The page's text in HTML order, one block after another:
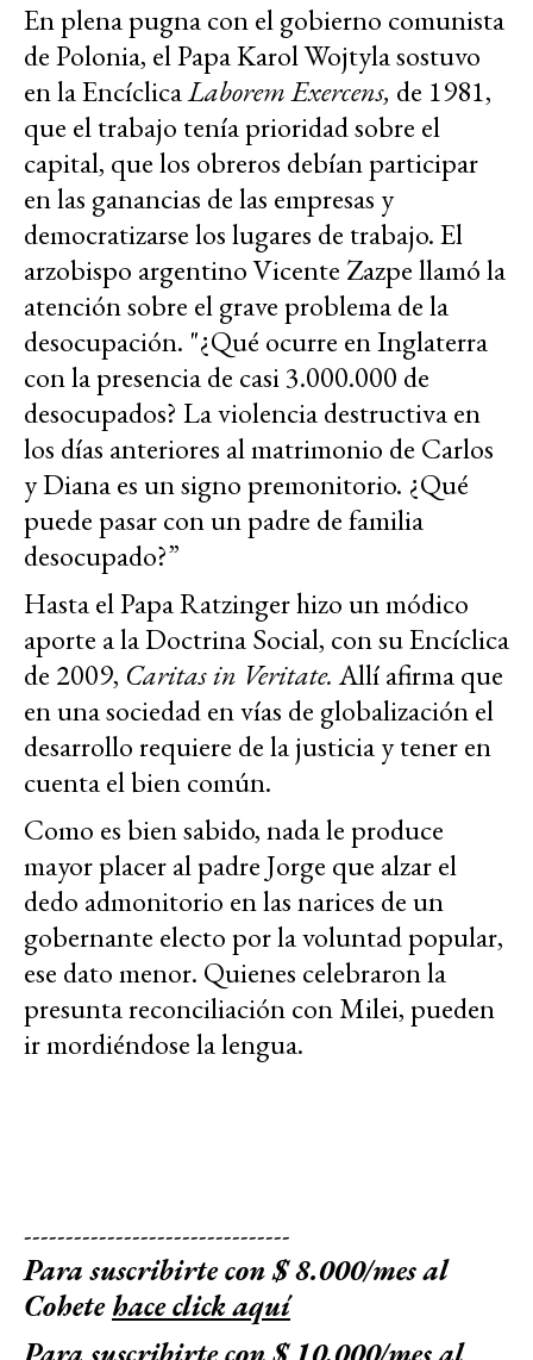
En plena pugna con el gobierno comunista
de Polonia, el Papa Karol Wojtyla sostuvo
en la EncíclicaLaborem Exercens, de 1981,
que el trabajo tenía prioridad sobre el
capital, que los obreros debían participar
en las ganancias de las empresas y
democratizarse los lugares de trabajo. El
arzobispo argentino Vicente Zazpe llamó la
atención sobre el grave problema de la
desocupación. "¿Qué ocurre en Inglaterra
con la presencia de casi 3.000.000 de
desocupados? La violencia destructiva en
los días anteriores al matrimonio de Carlos
y Diana es un signo premonitorio. ¿Qué
puede pasar con un padre de familia
desocupado?”
Hasta el Papa Ratzinger hizo un módico
aporte a la Doctrina Social, con su Encíclica
de 2009, Caritasin Veritate. Allí afirma que
en una sociedad en vías de globalización el
desarrollo requiere de la justicia y tener en
cuenta el bien común.
Como es bien sabido, nada le produce
mayor placer al padre Jorge que alzar el
dedo admonitorio en las narices de un
gobernante electo por la voluntad popular,
ese dato menor. Quienes celebraron la
presunta reconciliación con Milei, pueden
ir mordiéndose la lengua.
--------------------------------
Para suscribirte con $ 8.000/mes al
Cohetehace click aquí